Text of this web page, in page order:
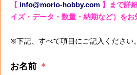
【 info@morio-hobby.com 】まで詳
イズ・データ・数量・納期など）をお
※下記、すべて項目にご記入ください。
お名前 ＊